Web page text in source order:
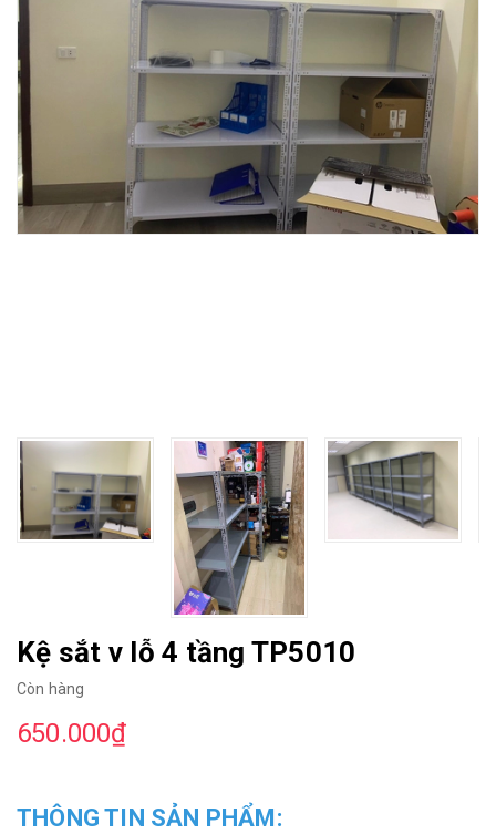
Kệ sắt v lỗ 4 tầng TP5010
Còn hàng
650.000₫
THÔNG TIN SẢN PHẨM: